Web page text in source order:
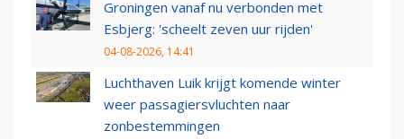
Groningen vanaf nu verbonden met
Esbjerg: 'scheelt zeven uur rijden'
04-08-2026, 14:41
Luchthaven Luik krijgt komende winter
weer passagiersvluchten naar
zonbestemmingen